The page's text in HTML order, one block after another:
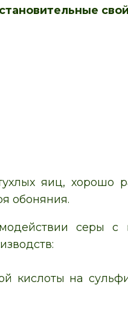
яиц, хорошо
обоняния.
серы с
кислоты на